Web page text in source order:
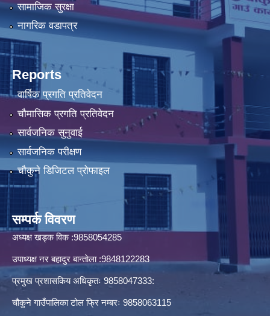
सामाजिक सुरक्षा
नागरिक वडापत्र
Reports
वार्षिक प्रगति प्रतिवेदन
चौमासिक प्रगति प्रतिवेदन
सार्वजनिक सुनुवाई
सार्वजनिक परीक्षण
चौकुने डिजिटल प्रोफाइल
सम्पर्क विवरण
अध्यक्ष खड्क विक :9858054285
उपाध्यक्ष नर बहादुर बान्ताेला :9848122283
प्रमुख प्रशासकिय अधिकृतः 9858047333:
चौकुने गाउँपालिका टोल फ्रि नम्बरः 9858063115